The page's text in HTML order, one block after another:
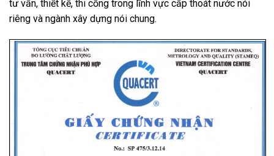
tư vấn, thiết kế, thi cống trong lĩnh vực cấp thoát nước nói
riêng và ngành xây dựng nói chung.